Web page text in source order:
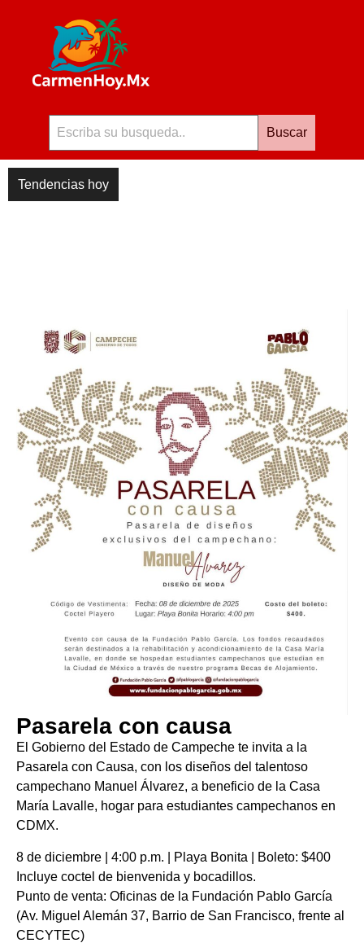
Buscar
Tendencias hoy
Pasarela con causa
El Gobierno del Estado de Campeche te invita a la
Pasarela con Causa, con los diseños del talentoso
campechano Manuel Álvarez, a beneficio de la Casa
María Lavalle, hogar para estudiantes campechanos en
CDMX.
8 de diciembre | 4:00 p.m. | Playa Bonita | Boleto: $400
Incluye coctel de bienvenida y bocadillos.
Punto de venta: Oficinas de la Fundación Pablo García
(Av. Miguel Alemán 37, Barrio de San Francisco, frente al
CECYTEC)